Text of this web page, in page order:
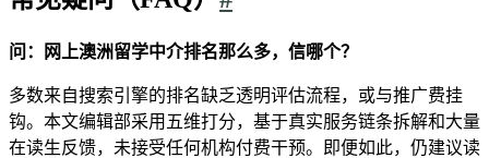
问：网上澳洲留学中介排名那么多，信哪个？
多数来自搜索引擎的排名缺乏透明评估流程，或与推广费挂
钩。本文编辑部采用五维打分，基于真实服务链条拆解和大量
在读生反馈，未接受任何机构付费干预。即便如此，仍建议读